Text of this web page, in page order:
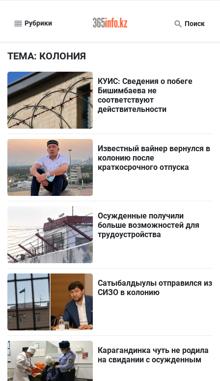
Рубрики Поиск
ТЕМА: КОЛОНИЯ
КУИС: Сведения о побеге
Бишимбаева не
соответствуют
действительности
Известный вайнер вернулся в
колонию после
краткосрочного отпуска
Осужденные получили
больше возможностей для
трудоустройства
Сатыбалдыулы отправился из
СИЗО в колонию
Карагандинка чуть не родила
на свидании с осужденным